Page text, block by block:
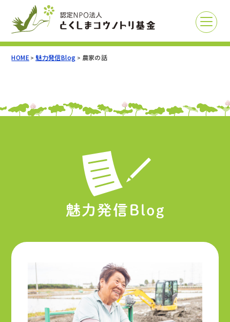
HOME > 魅力発信Blog > 農家の話